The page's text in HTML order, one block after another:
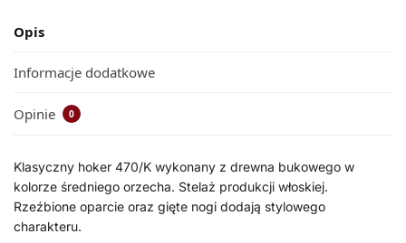
Opis
Informacje dodatkowe
Opinie 0
Klasyczny hoker 470/K wykonany z drewna bukowego w
kolorze średniego orzecha. Stelaż produkcji włoskiej.
Rzeźbione oparcie oraz gięte nogi dodają stylowego
charakteru.